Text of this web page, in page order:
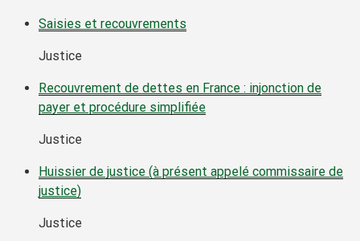
Saisies et recouvrements
Justice
Recouvrement de dettes en France : injonction de
payer et procédure simplifiée
Justice
Huissier de justice (à présent appelé commissaire de
justice)
Justice